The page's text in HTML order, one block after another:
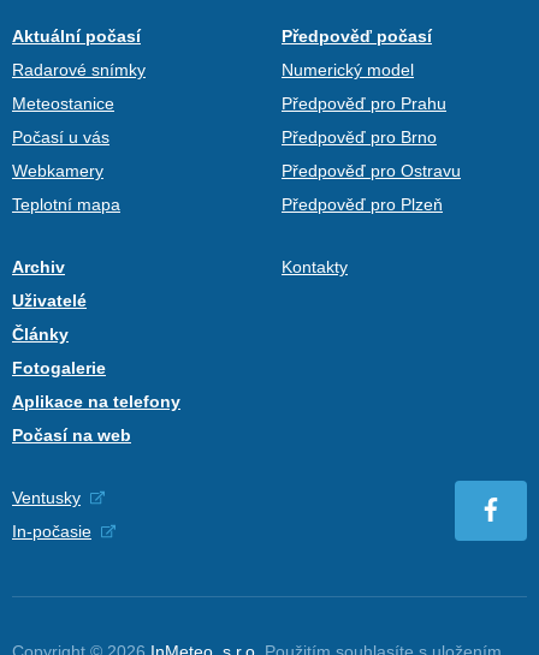
Aktuální počasí
Radarové snímky
Meteostanice
Počasí u vás
Webkamery
Teplotní mapa
Předpověď počasí
Numerický model
Předpověď pro Prahu
Předpověď pro Brno
Předpověď pro Ostravu
Předpověď pro Plzeň
Archiv
Uživatelé
Články
Fotogalerie
Aplikace na telefony
Počasí na web
Kontakty
Ventusky
In-počasie
Copyright © 2026 InMeteo, s.r.o. Použitím souhlasíte s uložením